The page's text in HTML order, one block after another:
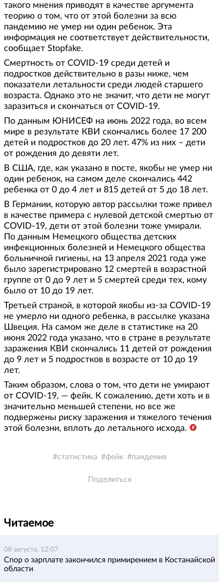
такого мнения приводят в качестве аргумента
теорию о том, что от этой болезни за всю
пандемию не умер ни один ребенок. Эта
информация не соответствует действительности,
сообщает Stopfake.
Смертность от COVID-19 среди детей и
подростков действительно в разы ниже, чем
показатели летальности среди людей старшего
возраста. Однако это не значит, что дети не могут
заразиться и скончаться от COVID-19.
По данным ЮНИСЕФ на июнь 2022 года, во всем
мире в результате КВИ скончались более 17 200
детей и подростков до 20 лет. 47% из них – дети
от рождения до девяти лет.
В США, где, как указано в посте, якобы не умер ни
один ребенок, на самом деле скончались 442
ребенка от 0 до 4 лет и 815 детей от 5 до 18 лет.
В Германии, которую автор рассылки тоже привел
в качестве примера с нулевой детской смертью от
COVID-19, дети от этой болезни тоже умирали.
По данным Немецкого общества детских
инфекционных болезней и Немецкого общества
больничной гигиены, на 13 апреля 2021 года уже
было зарегистрировано 12 смертей в возрастной
группе от 0 до 9 лет и 5 смертей среди тех, кому
было от 10 до 19 лет.
Третьей страной, в которой якобы из-за COVID-19
не умерло ни одного ребенка, в рассылке указана
Швеция. На самом же деле в статистике на 20
июня 2022 года указано, что в стране в результате
заражения КВИ скончались 11 детей от рождения
до 9 лет и 5 подростков в возрасте от 10 до 19
лет.
Таким образом, слова о том, что дети не умирают
от COVID-19, — фейк. К сожалению, дети хоть и в
значительно меньшей степени, но все же
подвержены риску заражения и тяжелого течения
этой болезни, вплоть до летального исхода.
статистика фейк пандемия
Поделиться
Читаемое
08 августа, 12:07
Спор о зарплате закончился примирением в Костанайской
области